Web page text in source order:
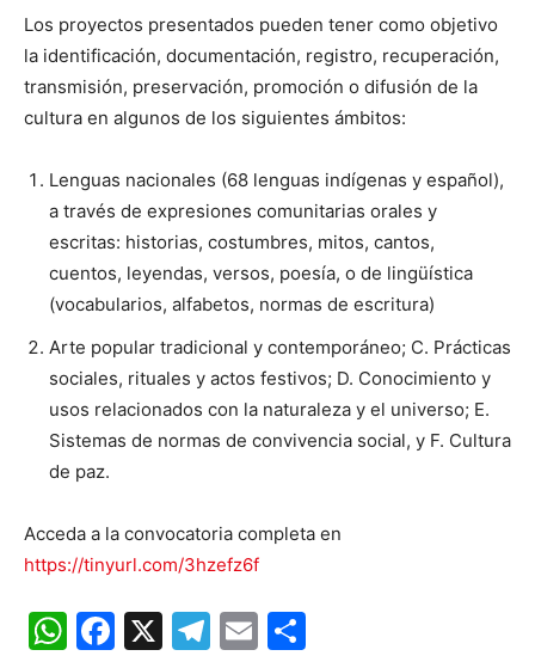
Los proyectos presentados pueden tener como objetivo
la identificación, documentación, registro, recuperación,
transmisión, preservación, promoción o difusión de la
cultura en algunos de los siguientes ámbitos:
Lenguas nacionales (68 lenguas indígenas y español),
a través de expresiones comunitarias orales y
escritas: historias, costumbres, mitos, cantos,
cuentos, leyendas, versos, poesía, o de lingüística
(vocabularios, alfabetos, normas de escritura)
Arte popular tradicional y contemporáneo; C. Prácticas
sociales, rituales y actos festivos; D. Conocimiento y
usos relacionados con la naturaleza y el universo; E.
Sistemas de normas de convivencia social, y F. Cultura
de paz.
Acceda a la convocatoria completa en
https://tinyurl.com/3hzefz6f
WhatsApp
Facebook
X Telegram
Email